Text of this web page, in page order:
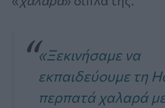
«Ξεκινήσαμε να
εκπαιδεύουμε τη
περπατά χαλαρά